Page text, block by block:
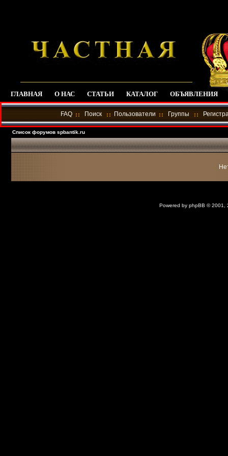
ГЛАВНАЯ О НАС СТАТЬИ КАТАЛОГ ОБЪЯВЛЕНИЯ
FAQ Поиск Пользователи Группы
Список форумов spbantik.ru
Powered by phpBB © 2001,